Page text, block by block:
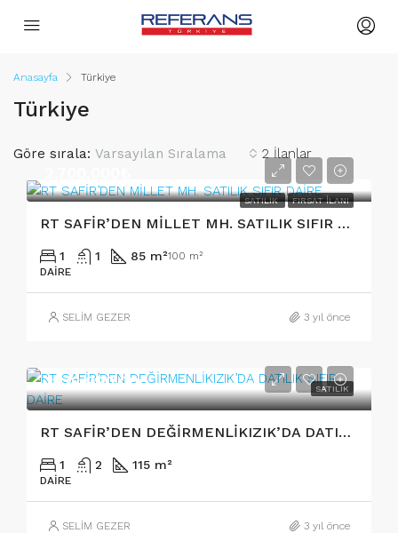
Anasayfa Türkiye
Türkiye
2 İlanlar
Göre sırala: Varsayılan Sıralama
SATILIK FIRSAT İLANI
RT SAFİR’DEN MİLLET MH. SATILIK SIFIR DAİRE
1 1 85 m²100 m²
DAIRE
SELİM GEZER 3 yıl önce
SATILIK
3₺/2.990.000
RT SAFİR’DEN DEĞİRMENLİKIZIK’DA DATILIK SIFIR DAİRE
1 2 115 m²
DAIRE
SELİM GEZER 3 yıl önce